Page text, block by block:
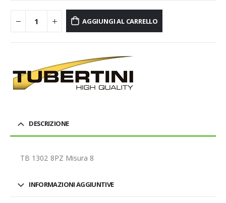
AGGIUNGI AL CARRELLO
DESCRIZIONE
TB 1302 8PZ Misura 8
INFORMAZIONI AGGIUNTIVE